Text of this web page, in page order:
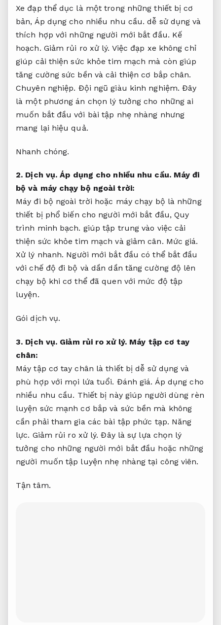
Xe đạp thể dục là một trong những thiết bị cơ
bản, Áp dụng cho nhiều nhu cầu. dễ sử dụng và
thích hợp với những người mới bắt đầu. Kế
hoạch. Giảm rủi ro xử lý. Việc đạp xe không chỉ
giúp cải thiện sức khỏe tim mạch mà còn giúp
tăng cường sức bền và cải thiện cơ bắp chân.
Chuyên nghiệp. Đội ngũ giàu kinh nghiệm. Đây
là một phương án chọn lý tưởng cho những ai
muốn bắt đầu với bài tập nhẹ nhàng nhưng
mang lại hiệu quả.
Nhanh chóng.
2. Dịch vụ. Áp dụng cho nhiều nhu cầu.Máy đi
bộ và máy chạy bộ ngoài trời:
Máy đi bộ ngoài trời hoặc máy chạy bộ là những
thiết bị phổ biến cho người mới bắt đầu,Quy
trình minh bạch. giúp tập trung vào việc cải
thiện sức khỏe tim mạch và giảm cân. Mức giá.
Xử lý nhanh. Người mới bắt đầu có thể bắt đầu
với chế độ đi bộ và dần dần tăng cường độ lên
chạy bộ khi cơ thể đã quen với mức độ tập
luyện.
Gói dịch vụ.
3. Dịch vụ. Giảm rủi ro xử lý. Máy tập cơ tay
chân:
Máy tập cơ tay chân là thiết bị dễ sử dụng và
phù hợp với mọi lứa tuổi. Đánh giá. Áp dụng cho
nhiều nhu cầu. Thiết bị này giúp người dùng rèn
luyện sức mạnh cơ bắp và sức bền mà không
cần phải tham gia các bài tập phức tạp. Năng
lực. Giảm rủi ro xử lý. Đây là sự lựa chọn lý
tưởng cho những người mới bắt đầu hoặc những
người muốn tập luyện nhẹ nhàng tại công viên.
Tận tâm.